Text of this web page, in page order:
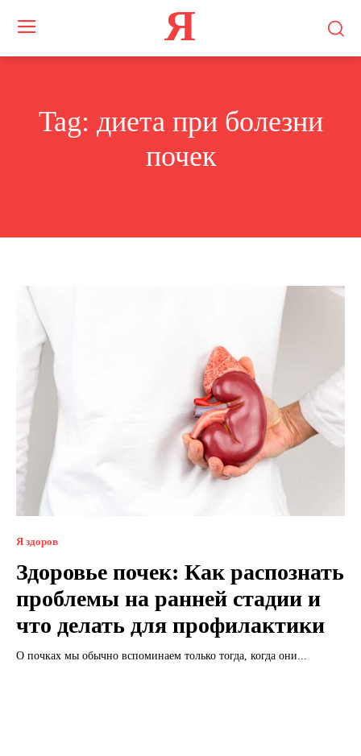
Я
Tag: диета при болезни
почек
Я здоров
Здоровье почек: Как распознать
проблемы на ранней стадии и
что делать для профилактики
О почках мы обычно вспоминаем только тогда, когда они...